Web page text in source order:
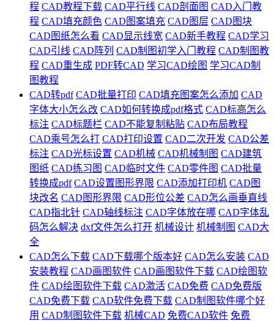
程 CAD教程下载 CAD平行线 CAD剖面图 CAD入门教
程 CAD填充颜色 CAD图案填充 CAD图层 CAD图块
CAD图纸怎么看 CAD显示线宽 CAD新手教程 CAD学习
CAD引线 CAD阵列 CAD制图初学入门教程 CAD制图教
程 CAD重生成 PDF转CAD 学习CAD绘图 学习CAD制
图教程
CAD转pdf CAD批量打印 CAD填充图案怎么添加 CAD
字体大小怎么改 CAD如何转换成pdf格式 CAD标高怎么
标注 CAD标题栏 CAD不能复制粘贴 CAD布局教程
CAD乘号怎么打 CAD打印设置 CAD二次开发 CAD公差
标注 CAD光标设置 CAD机械 CAD机械制图 CAD建筑
图纸 CAD练习图 CAD临时文件 CAD零件图 CAD批量
转换成pdf CAD设置图形界限 CAD添加打印机 CAD图
块改名 CAD图形界限 CAD形位公差 CAD怎么画垂直线
CAD指北针 CAD轴线标注 CAD字体放在哪 CAD字体乱
码怎么解决 dxf文件怎么打开 机械设计 机械制图 CAD大
全
CAD怎么下载 CAD下载哪个版本好 CAD怎么安装 CAD
安装教程 CAD画图软件 CAD画图软件下载 CAD绘图软
件 CAD绘图软件下载 CAD激活 CAD免费 CAD免费版
CAD免费下载 CAD软件免费下载 CAD制图软件哪个好
用 CAD制图软件下载 机械CAD 免费CAD软件 免费